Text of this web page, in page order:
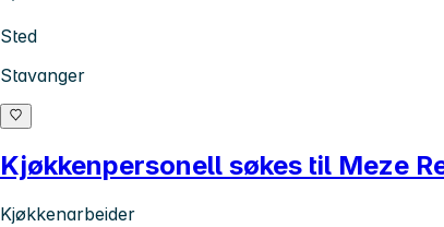
Sted
Stavanger
Kjøkkenpersonell søkes til Meze
Kjøkkenarbeider